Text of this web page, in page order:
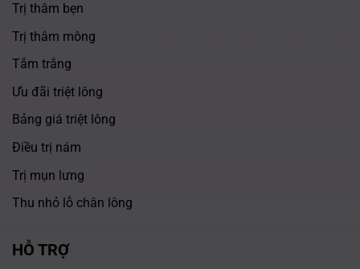
Trị thâm bẹn
Trị thâm mông
Tắm trắng
Ưu đãi triệt lông
Bảng giá triệt lông
Điều trị nám
Trị mụn lưng
Thu nhỏ lỗ chân lông
HỖ TRỢ